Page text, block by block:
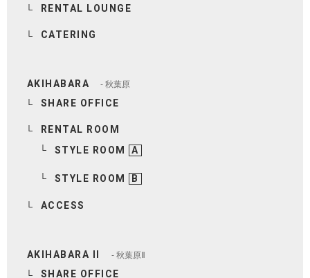
HARAJUKU
MINAMI AOYAMA
HISAYA ODORI
Nacasa & Partners
H/Q HARAJUKU QUEST
SPACE MANAGEMENT
RENTAL LOUNGE
CATERING
AKIHABARA 秋葉原
SHARE OFFICE
RENTAL ROOM
STYLE ROOM A
STYLE ROOM B
ACCESS
AKIHABARA II 秋葉原Ⅱ
SHARE OFFICE